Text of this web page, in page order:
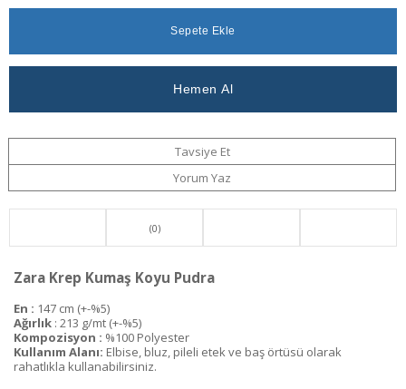
Ver
Tavsiye Et
Yorum Yaz
(0)
Zara Krep Kumaş Koyu Pudra
En : 147 cm (+-%5)
Ağırlık : 213 g/mt (+-%5)
Kompozisyon : %100 Polyester
Kullanım Alanı: Elbise, bluz, pileli etek ve baş örtüsü olarak
rahatlıkla kullanabilirsiniz.